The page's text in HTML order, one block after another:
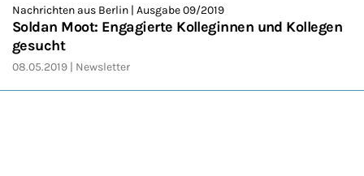
Nachrichten aus Berlin | Ausgabe 09/2019
Soldan Moot: Engagierte Kolleginnen und Kollegen
gesucht
08.05.2019 Newsletter